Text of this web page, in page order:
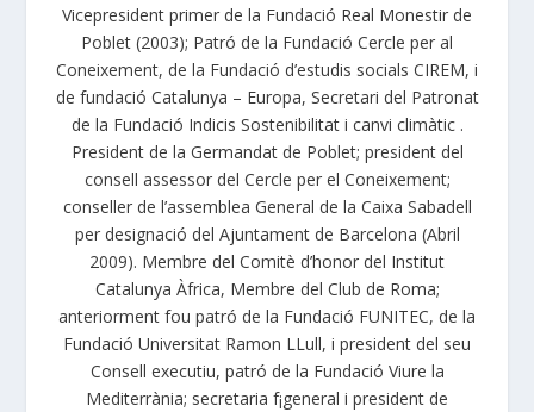
Vicepresident primer de la Fundació Real Monestir de
Poblet (2003); Patró de la Fundació Cercle per al
Coneixement, de la Fundació d’estudis socials CIREM, i
de fundació Catalunya – Europa, Secretari del Patronat
de la Fundació Indicis Sostenibilitat i canvi climàtic .
President de la Germandat de Poblet; president del
consell assessor del Cercle per el Coneixement;
conseller de l’assemblea General de la Caixa Sabadell
per designació del Ajuntament de Barcelona (Abril
2009). Membre del Comitè d’honor del Institut
Catalunya Àfrica, Membre del Club de Roma;
anteriorment fou patró de la Fundació FUNITEC, de la
Fundació Universitat Ramon LLull, i president del seu
Consell executiu, patró de la Fundació Viure la
Mediterrània; secretaria f¡general i president de